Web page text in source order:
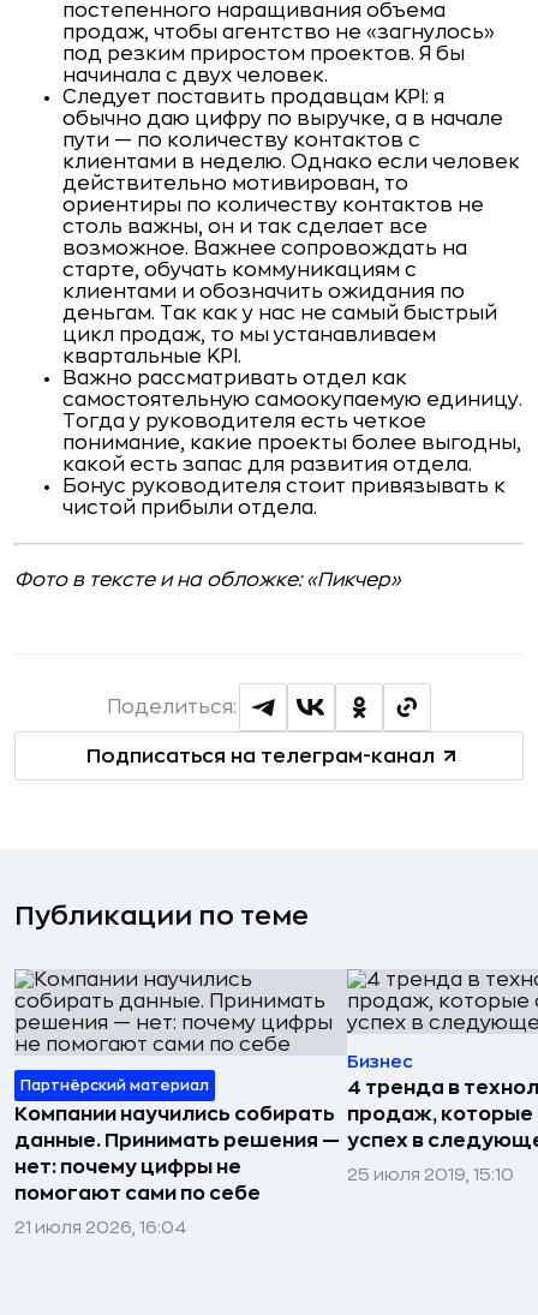
постепенного наращивания объема
продаж, чтобы агентство не «загнулось»
под резким приростом проектов. Я бы
начинала с двух человек.
Следует поставить продавцам KPI: я
обычно даю цифру по выручке, а в начале
пути — по количеству контактов с
клиентами в неделю. Однако если человек
действительно мотивирован, то
ориентиры по количеству контактов не
столь важны, он и так сделает все
возможное. Важнее сопровождать на
старте, обучать коммуникациям с
клиентами и обозначить ожидания по
деньгам. Так как у нас не самый быстрый
цикл продаж, то мы устанавливаем
квартальные KPI.
Важно рассматривать отдел как
самостоятельную самоокупаемую единицу.
Тогда у руководителя есть четкое
понимание, какие проекты более выгодны,
какой есть запас для развития отдела.
Бонус руководителя стоит привязывать к
чистой прибыли отдела.
Фото в тексте и на обложке: «Пикчер»
Подписаться на телеграм-канал
Поделиться:
Публикации по теме
Партнёрский материал
Компании научились собирать
данные. Принимать решения —
нет: почему цифры не
помогают сами по себе
21 июля 2026, 16:04
Бизнес
4 тренда в
продаж, которые
успех в
25 июля 2019, 15:10